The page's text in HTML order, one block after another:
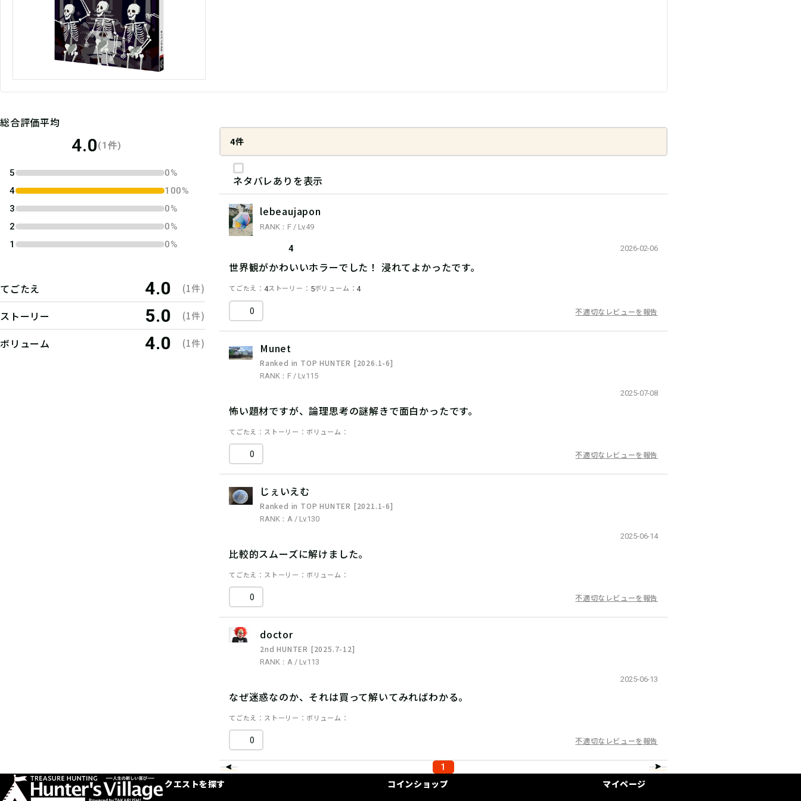
総合評価平均
4.0(1件)
5
0%
4
100%
3
0%
2
0%
1
0%
てごたえ 4.0 (1件)
ストーリー 5.0 (1件)
ボリューム 4.0 (1件)
4件
ネタバレありを表示
lebeaujapon
RANK：F / Lv.49
4 2026-02-06
世界観がかわいいホラーでした！ 浸れてよかったです。
てごたえ 4ストーリー 5ボリューム 4
0 不適切なレビューを報告
Munet
Ranked in TOP HUNTER [2026.1-6]
RANK：F / Lv.115
2025-07-08
怖い題材ですが、論理思考の謎解きで面白かったです。
てごたえ ストーリー ボリューム
0 不適切なレビューを報告
じぇいえむ
Ranked in TOP HUNTER [2021.1-6]
RANK：A / Lv.130
2025-06-14
比較的スムーズに解けました。
てごたえ ストーリー ボリューム
0 不適切なレビューを報告
doctor
2nd HUNTER [2025.7-12]
RANK：A / Lv.113
2025-06-13
なぜ迷惑なのか、それは買って解いてみればわかる。
てごたえ ストーリー ボリューム
0 不適切なレビューを報告
1
クエストを探す コインショップ マイページ